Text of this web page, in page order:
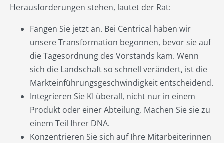
Herausforderungen stehen, lautet der Rat:
Fangen Sie jetzt an. Bei Centrical haben wir
unsere Transformation begonnen, bevor sie auf
die Tagesordnung des Vorstands kam. Wenn
sich die Landschaft so schnell verändert, ist die
Markteinführungsgeschwindigkeit entscheidend.
Integrieren Sie KI überall, nicht nur in einem
Produkt oder einer Abteilung. Machen Sie sie zu
einem Teil Ihrer DNA.
Konzentrieren Sie sich auf Ihre Mitarbeiterinnen